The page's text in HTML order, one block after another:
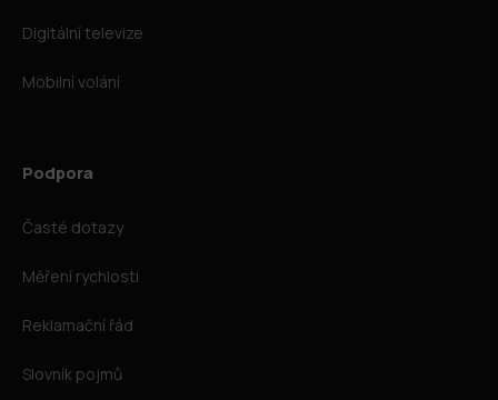
Digitální televize
Mobilní volání
Podpora
Časté dotazy
Měření rychlosti
Reklamační řád
Slovník pojmů